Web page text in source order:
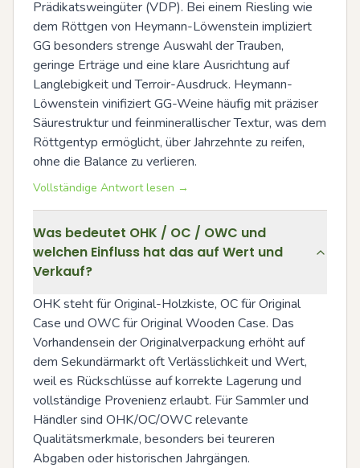
Prädikatsweingüter (VDP). Bei einem Riesling wie
dem Röttgen von Heymann-Löwenstein impliziert
GG besonders strenge Auswahl der Trauben,
geringe Erträge und eine klare Ausrichtung auf
Langlebigkeit und Terroir-Ausdruck. Heymann-
Löwenstein vinifiziert GG-Weine häufig mit präziser
Säurestruktur und feinminerallischer Textur, was dem
Röttgentyp ermöglicht, über Jahrzehnte zu reifen,
ohne die Balance zu verlieren.
Vollständige Antwort lesen →
Was bedeutet OHK / OC / OWC und
welchen Einfluss hat das auf Wert und
Verkauf?
OHK steht für Original-Holzkiste, OC für Original
Case und OWC für Original Wooden Case. Das
Vorhandensein der Originalverpackung erhöht auf
dem Sekundärmarkt oft Verlässlichkeit und Wert,
weil es Rückschlüsse auf korrekte Lagerung und
vollständige Provenienz erlaubt. Für Sammler und
Händler sind OHK/OC/OWC relevante
Qualitätsmerkmale, besonders bei teureren
Abgaben oder historischen Jahrgängen.